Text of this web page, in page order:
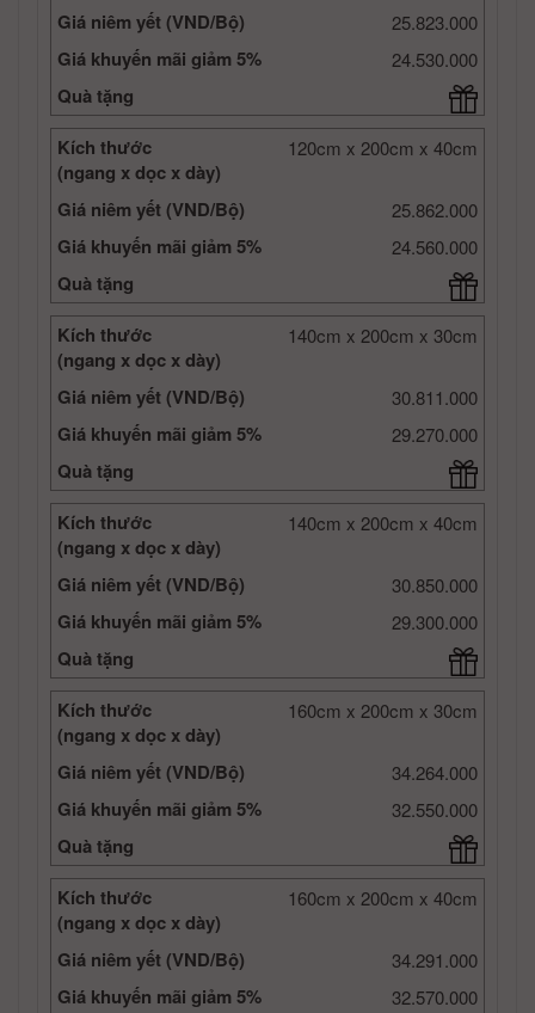
25.823.000
Giá niêm yết (VND/Bộ)
24.530.000
Giá khuyến mãi giảm 5%
Quà tặng
120cm x 200cm x 40cm
Kích thước
(ngang x dọc x dày)
25.862.000
Giá niêm yết (VND/Bộ)
24.560.000
Giá khuyến mãi giảm 5%
Quà tặng
140cm x 200cm x 30cm
Kích thước
(ngang x dọc x dày)
30.811.000
Giá niêm yết (VND/Bộ)
29.270.000
Giá khuyến mãi giảm 5%
Quà tặng
140cm x 200cm x 40cm
Kích thước
(ngang x dọc x dày)
30.850.000
Giá niêm yết (VND/Bộ)
29.300.000
Giá khuyến mãi giảm 5%
Quà tặng
160cm x 200cm x 30cm
Kích thước
(ngang x dọc x dày)
34.264.000
Giá niêm yết (VND/Bộ)
32.550.000
Giá khuyến mãi giảm 5%
Quà tặng
160cm x 200cm x 40cm
Kích thước
(ngang x dọc x dày)
34.291.000
Giá niêm yết (VND/Bộ)
32.570.000
Giá khuyến mãi giảm 5%